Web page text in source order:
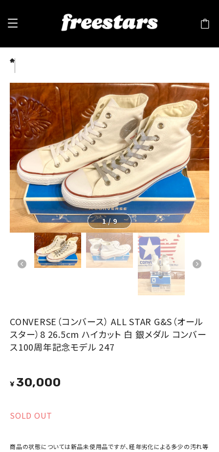
メダル コンバース100周年記念モデル 247
1/9
CONVERSE（コンバース） ALL STAR G&S（オール
スター）8 26.5cm ハイカット 白 銀メダル コンバー
ス100周年記念モデル 247
¥ 30,000
SOLD OUT
商品の状態については新品未使用品ですが、経年劣化による多少の汚れ等